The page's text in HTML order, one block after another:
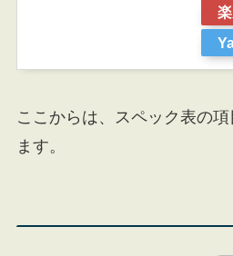
ここからは、スペック表の
ます。